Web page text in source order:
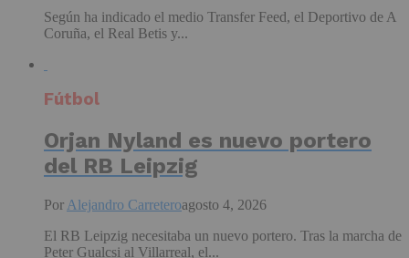
Según ha indicado el medio Transfer Feed, el Deportivo de A
Coruña, el Real Betis y...
Fútbol
Orjan Nyland es nuevo portero
del RB Leipzig
Por Alejandro Carreteroagosto 4, 2026
El RB Leipzig necesitaba un nuevo portero. Tras la marcha de
Peter Gualcsi al Villarreal, el...